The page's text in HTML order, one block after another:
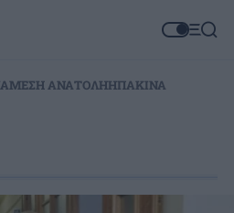
ΜΕΣΗ ΑΝΑΤΟΛΗΗΠΑΚΙΝΑ